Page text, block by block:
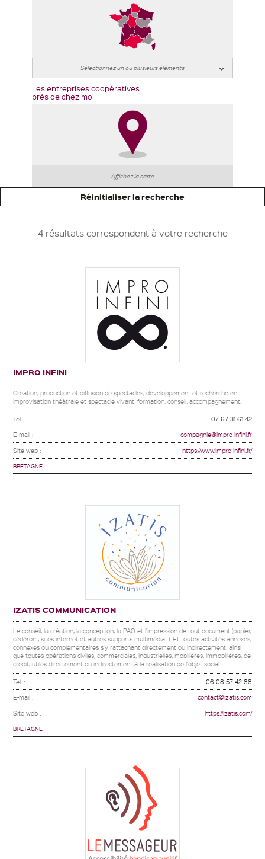
Les entreprises coopératives
près de chez moi
Affichez la carte
Réinitialiser la recherche
4 résultats correspondent à votre recherche
IMPRO INFINI
Création, production et diffusion de spectacles, développement et recherche en
improvisation théâtrale et spectacle vivant, formation, conseil, accompagnement.
Tel. : 07 67 31 61 42
E-mail : compagnie@impro-infini.fr
Site web : https://www.impro-infini.fr/
BRETAGNE
IZATIS COMMUNICATION
Le conseil, la création, la conception, la PAO et l'impression de tout document (papier,
cédérom, sites internet et autres supports multimédia...). Et toutes activités annexes,
connexes ou complémentaires s'y rattachant directement ou indirectement, ainsi
que toutes opérations civiles, commerciales, industrielles, mobilières, immobilières, de
crédit, utiles directement ou indirectement à la réalisation de l'objet social.
Tel. : 06 08 57 42 88
E-mail : contact@izatis.com
Site web : https://izatis.com/
BRETAGNE